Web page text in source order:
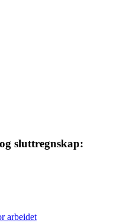
sluttregnskap:
arbeidet